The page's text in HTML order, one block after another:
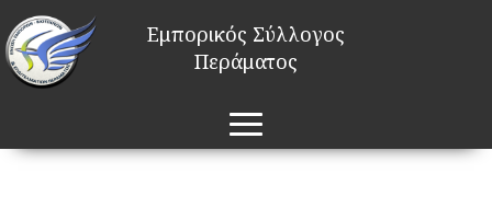
Εμπορικός Σύλλογος
Περάματος